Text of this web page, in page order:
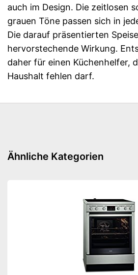
auch im Design. Die zeitlosen
grauen Töne passen sich in
Die darauf präsentierten
hervorstechende Wirkung.
daher für einen Küchenhelfer,
Haushalt fehlen darf.
Ähnliche Kategorien